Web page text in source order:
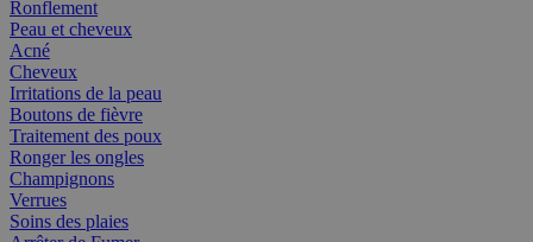
Ronflement
Peau et cheveux
Acné
Cheveux
Irritations de la peau
Boutons de fièvre
Traitement des poux
Ronger les ongles
Champignons
Verrues
Soins des plaies